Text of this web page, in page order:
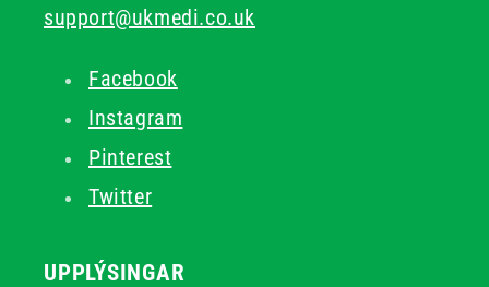
support@ukmedi.co.uk
Facebook
Instagram
Pinterest
Twitter
UPPLÝSINGAR